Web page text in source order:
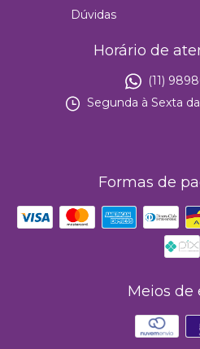
Dúvidas
Horário de
(11)
Segunda à Sexta
Formas de
Meios de